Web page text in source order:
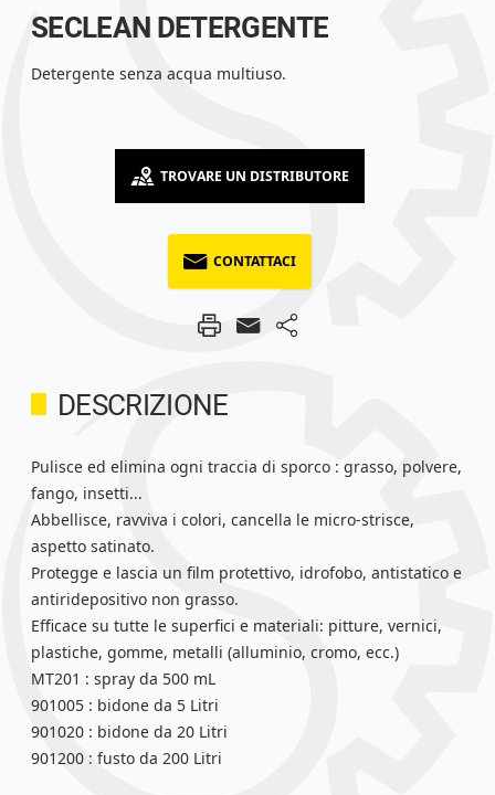
SECLEAN DETERGENTE
Detergente senza acqua multiuso.
TROVARE UN DISTRIBUTORE
CONTATTACI
DESCRIZIONE
Pulisce ed elimina ogni traccia di sporco : grasso, polvere,
fango, insetti...
Abbellisce, ravviva i colori, cancella le micro-strisce,
aspetto satinato.
Protegge e lascia un film protettivo, idrofobo, antistatico e
antiridepositivo non grasso.
Efficace su tutte le superfici e materiali: pitture, vernici,
plastiche, gomme, metalli (alluminio, cromo, ecc.)
MT201 : spray da 500 mL
901005 : bidone da 5 Litri
901020 : bidone da 20 Litri
901200 : fusto da 200 Litri